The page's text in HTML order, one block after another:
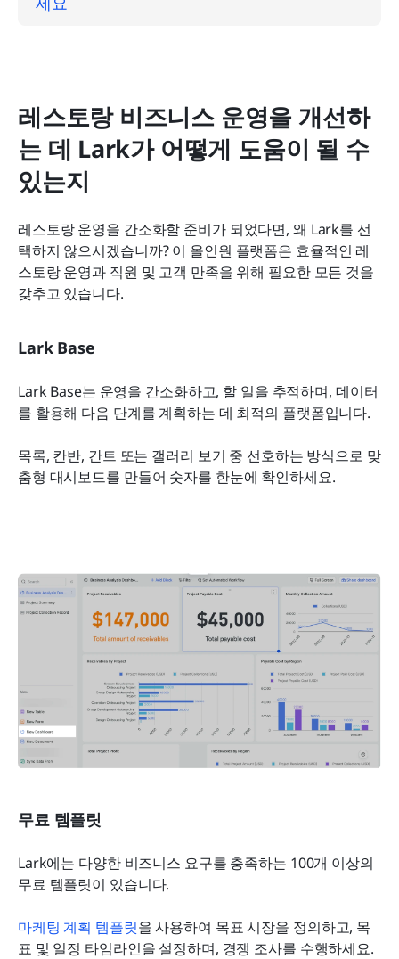
레스토랑 비즈니스 운영을 개선하
는 데 Lark가 어떻게 도움이 될 수
있는지
레스토랑 운영을 간소화할 준비가 되었다면, 왜 Lark를 선
택하지 않으시겠습니까? 이 올인원 플랫폼은 효율적인 레
스토랑 운영과 직원 및 고객 만족을 위해 필요한 모든 것을
갖추고 있습니다.
Lark Base
Lark Base는 운영을 간소화하고, 할 일을 추적하며, 데이터
를 활용해 다음 단계를 계획하는 데 최적의 플랫폼입니다.
목록, 칸반, 간트 또는 갤러리 보기 중 선호하는 방식으로 맞
춤형 대시보드를 만들어 숫자를 한눈에 확인하세요.
무료 템플릿
Lark에는 다양한 비즈니스 요구를 충족하는 100개 이상의
무료 템플릿이 있습니다.
마케팅 계획 템플릿을 사용하여 목표 시장을 정의하고, 목
표 및 일정 타임라인을 설정하며, 경쟁 조사를 수행하세요.